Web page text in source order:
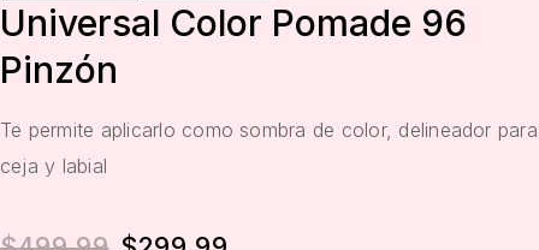
Universal Color Pomade 96
Pinzón
Te permite aplicarlo como sombra de color, delineador para
ceja y labial